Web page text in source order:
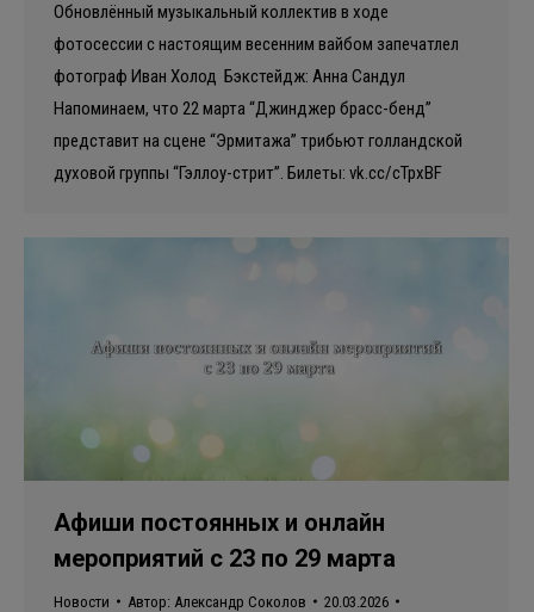
Обновлённый музыкальный коллектив в ходе
фотосессии с настоящим весенним вайбом запечатлел
фотограф Иван Холод Бэкстейдж: Анна Сандул
Напоминаем, что 22 марта “Джинджер брасс-бенд”
представит на сцене “Эрмитажа” трибьют голландской
духовой группы “Гэллоу-стрит”. Билеты: vk.cc/cTpxBF
Афиши постоянных и онлайн
мероприятий с 23 по 29 марта
Новости Автор: Александр Соколов
20.03.2026